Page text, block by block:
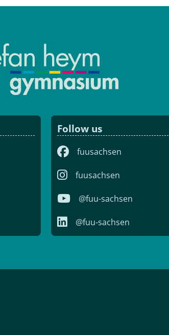
Follow us
fuusachsen
fuusachsen
@fuu-sachsen
@fuu-sachsen